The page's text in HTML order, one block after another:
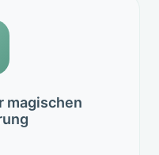
magischen